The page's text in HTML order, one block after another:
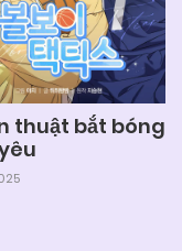
thuật bắt bóng